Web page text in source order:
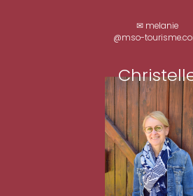
✉ melanie
@mso-